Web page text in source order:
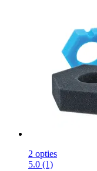
2 opties
5.0 (1)